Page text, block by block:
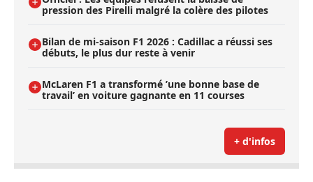
pression des Pirelli malgré la colère des pilotes
Bilan de mi-saison F1 2026 : Cadillac a réussi ses
débuts, le plus dur reste à venir
McLaren F1 a transformé ’une bonne base de
travail’ en voiture gagnante en 11 courses
+ d'infos